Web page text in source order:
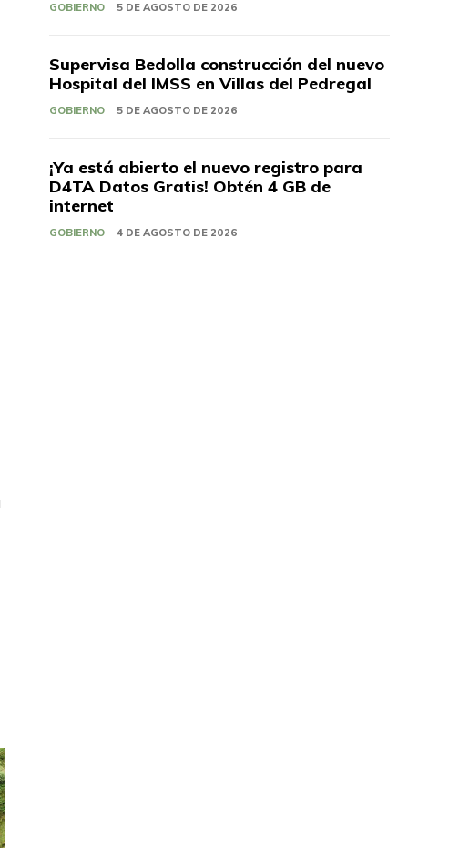
GOBIERNO 5 DE AGOSTO DE 2026
Supervisa Bedolla construcción del nuevo
Hospital del IMSS en Villas del Pedregal
GOBIERNO 5 DE AGOSTO DE 2026
¡Ya está abierto el nuevo registro para
D4TA Datos Gratis! Obtén 4 GB de
internet
GOBIERNO 4 DE AGOSTO DE 2026